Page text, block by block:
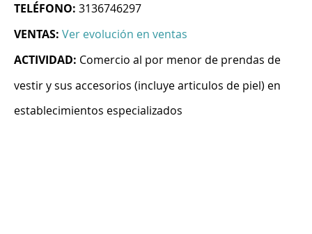
TELÉFONO: 3136746297
VENTAS: Ver evolución en ventas
ACTIVIDAD: Comercio al por menor de prendas de
vestir y sus accesorios (incluye articulos de piel) en
establecimientos especializados